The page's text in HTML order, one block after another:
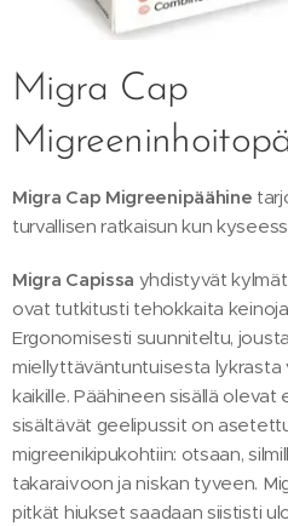
Migra Cap
Migra Cap Migreenipäähine
turvallisen ratkaisun kun
Migra Capissa yhdistyvät
ovat tutkitusti tehokkaita
Ergonomisesti suunniteltu,
miellyttäväntuntuisesta lykrasta
kaikille. Päähineen sisällä
sisältävät geelipussit on
migreenikipukohtiin: otsaan,
takaraivoon ja niskan tyveen.
pitkät hiukset saadaan siististi